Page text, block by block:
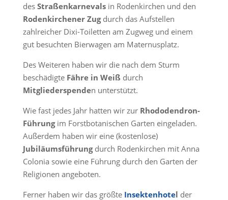
des Straßenkarnevalsin Rodenkirchen und den
Rodenkirchener Zugdurch das Aufstellen
zahlreicher Dixi-Toiletten am Zugweg und einem
gut besuchten Bierwagen am Maternusplatz.
Des Weiteren haben wir die nach dem Sturm
beschädigte Fähre in Weiß durch
Mitgliederspenden unterstützt.
Wie fast jedes Jahr hatten wir zur Rhododendron-
Führungim Forstbotanischen Garten eingeladen.
Außerdem haben wir eine (kostenlose)
Jubiläumsführungdurch Rodenkirchen mit Anna
Colonia sowie eine Führung durch den Garten der
Religionen angeboten.
Ferner haben wir das größte Insektenhotel der